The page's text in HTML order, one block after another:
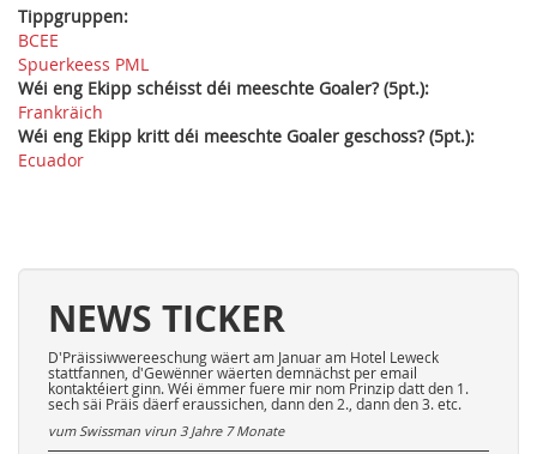
Tippgruppen:
BCEE
Spuerkeess PML
Wéi eng Ekipp schéisst déi meeschte Goaler? (5pt.):
Frankräich
Wéi eng Ekipp kritt déi meeschte Goaler geschoss? (5pt.):
Ecuador
NEWS TICKER
D'Präissiwwereeschung wäert am Januar am Hotel Leweck
stattfannen, d'Gewënner wäerten demnächst per email
kontaktéiert ginn. Wéi ëmmer fuere mir nom Prinzip datt den 1.
sech säi Präis däerf eraussichen, dann den 2., dann den 3. etc.
vum Swissman virun 3 Jahre 7 Monate